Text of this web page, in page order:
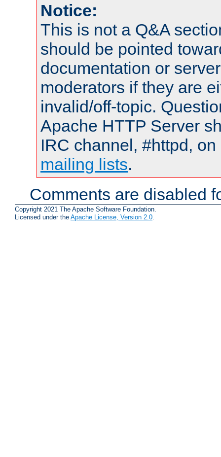
Notice:
This is not a Q&A
should be pointed
documentation or
moderators if they are
invalid/off-topic.
Apache HTTP Server
IRC channel, #httpd,
mailing lists.
Comments are disabled
Copyright 2021 The Apache Software Foundation.
Licensed under the Apache License, Version 2.0.